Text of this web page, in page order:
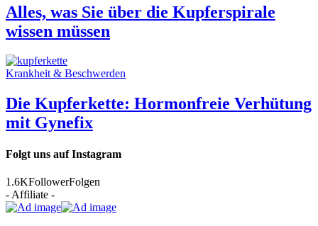
Alles, was Sie über die Kupferspirale
wissen müssen
Krankheit & Beschwerden
Die Kupferkette: Hormonfreie Verhütung
mit Gynefix
Folgt uns auf Instagram
1.6KFollowerFolgen
- Affiliate -